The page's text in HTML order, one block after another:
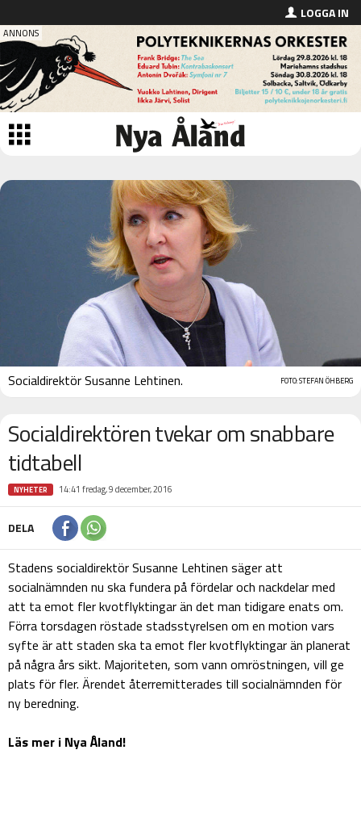
LOGGA IN
FOTO: STEFAN ÖHBERG
Socialdirektör Susanne Lehtinen.
Socialdirektören tvekar om snabbare
tidtabell
NYHETER 14:41 fredag, 9 december, 2016
DELA
Stadens socialdirektör Susanne Lehtinen säger att
socialnämnden nu ska fundera på fördelar och nackdelar med
att ta emot fler kvotflyktingar än det man tidigare enats om.
Förra torsdagen röstade stadsstyrelsen om en motion vars
syfte är att staden ska ta emot fler kvotflyktingar än planerat
på några års sikt. Majoriteten, som vann omröstningen, vill ge
plats för fler. Ärendet återremitterades till socialnämnden för
ny beredning.
Läs mer i Nya Åland!